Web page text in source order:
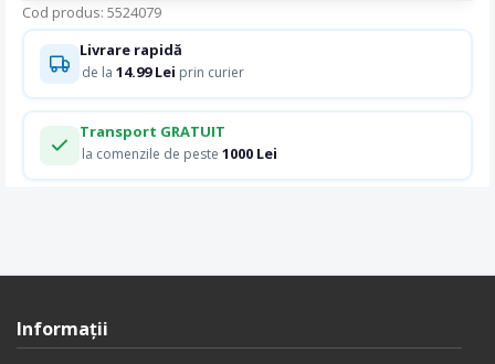
Cod produs: 5524079
Livrare rapidă
de la 14.99 Lei prin curier
Transport GRATUIT
la comenzile de peste 1000 Lei
Informaţii